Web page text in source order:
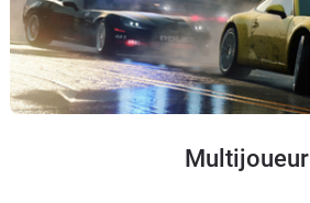
Multijoueur